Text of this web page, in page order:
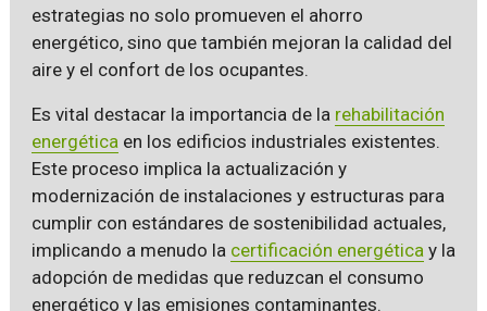
estrategias no solo promueven el ahorro
energético, sino que también mejoran la calidad del
aire y el confort de los ocupantes.
Es vital destacar la importancia de la rehabilitación
energética en los edificios industriales existentes.
Este proceso implica la actualización y
modernización de instalaciones y estructuras para
cumplir con estándares de sostenibilidad actuales,
implicando a menudo la certificación energética y la
adopción de medidas que reduzcan el consumo
energético y las emisiones contaminantes.